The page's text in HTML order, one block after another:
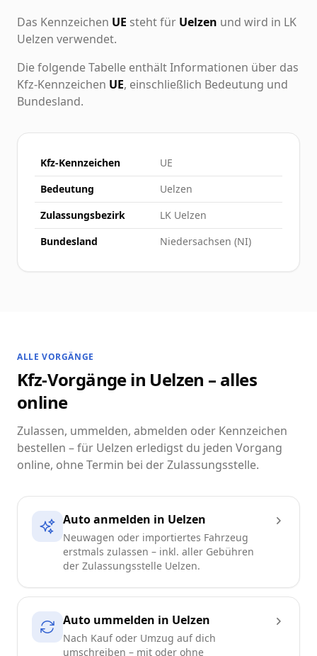
Das Kennzeichen UE steht für Uelzen und wird in LK
Uelzen verwendet.
Die folgende Tabelle enthält Informationen über das
Kfz-Kennzeichen UE, einschließlich Bedeutung und
Bundesland.
Kfz-Kennzeichen
UE
Bedeutung
Uelzen
Zulassungsbezirk
LK Uelzen
Bundesland
Niedersachsen (NI)
ALLE VORGÄNGE
Kfz-Vorgänge in Uelzen – alles
online
Zulassen, ummelden, abmelden oder Kennzeichen
bestellen – für Uelzen erledigst du jeden Vorgang
online, ohne Termin bei der Zulassungsstelle.
Auto anmelden in Uelzen
Neuwagen oder importiertes Fahrzeug
erstmals zulassen – inkl. aller Gebühren
der Zulassungsstelle Uelzen.
Auto ummelden in Uelzen
Nach Kauf oder Umzug auf dich
umschreiben – mit oder ohne